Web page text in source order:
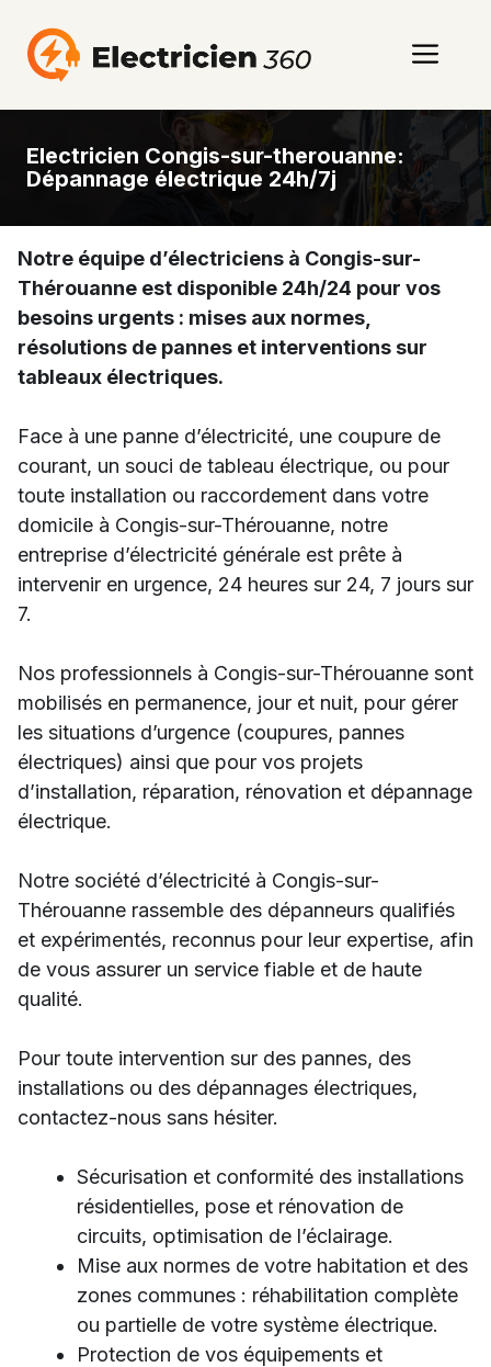
contenu
Electricien Congis-sur-therouanne:
Dépannage électrique 24h/7j
Notre équipe d’électriciens à Congis-sur-
Thérouanne est disponible 24h/24 pour vos
besoins urgents : mises aux normes,
résolutions de pannes et interventions sur
tableaux électriques.
Face à une panne d’électricité, une coupure de
courant, un souci de tableau électrique, ou pour
toute installation ou raccordement dans votre
domicile à Congis-sur-Thérouanne, notre
entreprise d’électricité générale est prête à
intervenir en urgence, 24 heures sur 24, 7 jours sur
7.
Nos professionnels à Congis-sur-Thérouanne sont
mobilisés en permanence, jour et nuit, pour gérer
les situations d’urgence (coupures, pannes
électriques) ainsi que pour vos projets
d’installation, réparation, rénovation et dépannage
électrique.
Notre société d’électricité à Congis-sur-
Thérouanne rassemble des dépanneurs qualifiés
et expérimentés, reconnus pour leur expertise, afin
de vous assurer un service fiable et de haute
qualité.
Pour toute intervention sur des pannes, des
installations ou des dépannages électriques,
contactez-nous sans hésiter.
Sécurisation et conformité des installations
résidentielles, pose et rénovation de
circuits, optimisation de l’éclairage.
Mise aux normes de votre habitation et des
zones communes : réhabilitation complète
ou partielle de votre système électrique.
Protection de vos équipements et